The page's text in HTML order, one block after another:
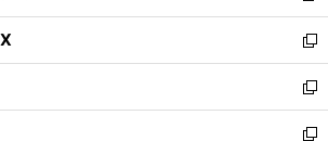
ウ
で
開
く
ン
ド
ウ
で
開
く
ウ
ィ
ン
ド
ウ
で
し
い
ウ
ィ
ン
ド
新
し
い
ウ
ィ
新
し
い